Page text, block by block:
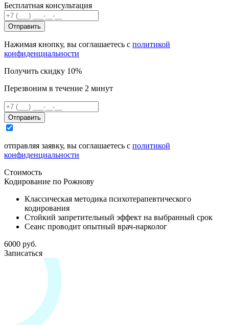
Бесплатная консультация
Отправить
Нажимая кнопку, вы соглашаетесь с политикой
конфиденциальности
Получить скидку 10%
Перезвоним в течение 2 минут
Отправить
отправляя заявку, вы соглашаетесь с политикой
конфиденциальности
Стоимость
Кодирование по Рожнову
Классическая методика психотерапевтического
кодирования
Стойкий запретительный эффект на выбранный срок
Сеанс проводит опытный врач-нарколог
6000 руб.
Записаться